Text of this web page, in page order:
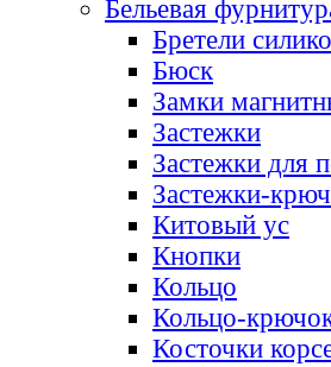
Бельевая
Бретели
Бюск
Замки
Застежки
Застежки для
Застежки-
Китовый ус
Кнопки
Кольцо
Кольцо-
Косточки